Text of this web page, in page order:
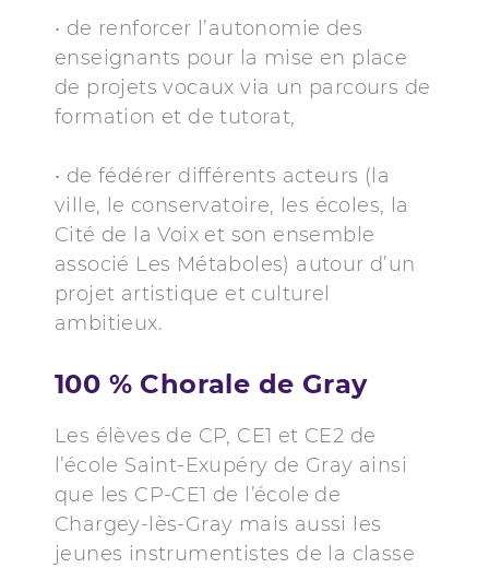
• de renforcer l’autonomie des
enseignants pour la mise en place
de projets vocaux via un parcours de
formation et de tutorat,
• de fédérer différents acteurs (la
ville, le conservatoire, les écoles, la
Cité de la Voix et son ensemble
associé Les Métaboles) autour d’un
projet artistique et culturel
ambitieux.
100 % Chorale de Gray
Les élèves de CP, CE1 et CE2 de
l’école Saint-Exupéry de Gray ainsi
que les CP-CE1 de l’école de
Chargey-lès-Gray mais aussi les
jeunes instrumentistes de la classe